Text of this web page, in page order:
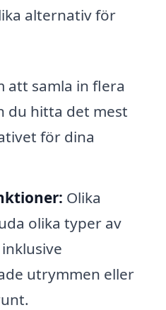
alternativ för
att samla in flera
du hitta det mest
för dina
Olika
olika typer av
utrymmen eller